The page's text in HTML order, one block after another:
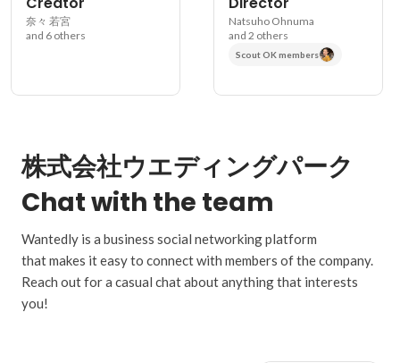
奈々 若宮
and 6 others
Natsuho Ohnuma
and 2 others
Scout OK members
株式会社ウエディングパーク
Chat with the team
Wantedly is a business social networking platform
that makes it easy to connect with members of the company.
Reach out for a casual chat about anything that interests
you!